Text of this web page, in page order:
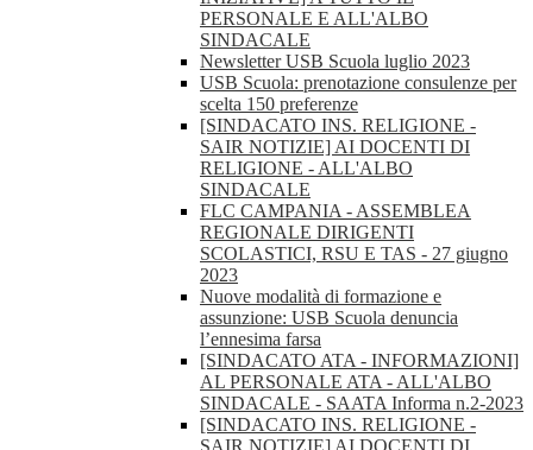
PERSONALE E ALL'ALBO
SINDACALE
Newsletter USB Scuola luglio 2023
USB Scuola: prenotazione consulenze per
scelta 150 preferenze
[SINDACATO INS. RELIGIONE -
SAIR NOTIZIE] AI DOCENTI DI
RELIGIONE - ALL'ALBO
SINDACALE
FLC CAMPANIA - ASSEMBLEA
REGIONALE DIRIGENTI
SCOLASTICI, RSU E TAS - 27 giugno
2023
Nuove modalità di formazione e
assunzione: USB Scuola denuncia
l’ennesima farsa
[SINDACATO ATA - INFORMAZIONI]
AL PERSONALE ATA - ALL'ALBO
SINDACALE - SAATA Informa n.2-2023
[SINDACATO INS. RELIGIONE -